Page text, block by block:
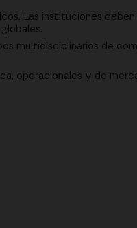
Las instituciones
multidisciplinarios de
operacionales y de